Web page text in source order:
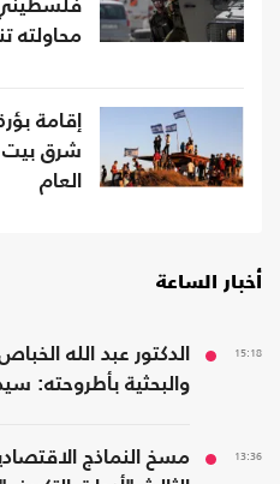
محاولته
إقامة
العام
أخبار الساعة
15:18
الدكتور عبد الله
والبحثية بأطروحته:
13:36
مسخ النماذج